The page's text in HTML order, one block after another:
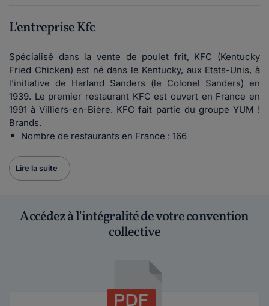
L'entreprise Kfc
Spécialisé dans la vente de poulet frit, KFC (Kentucky
Fried Chicken) est né dans le Kentucky, aux Etats-Unis, à
l’initiative de Harland Sanders (le Colonel Sanders) en
1939. Le premier restaurant KFC est ouvert en France en
1991 à Villiers-en-Bière. KFC fait partie du groupe YUM !
Brands.
Nombre de restaurants en France : 166
Lire la suite
Accédez à l'intégralité de votre convention
collective